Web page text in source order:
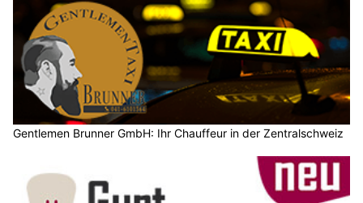
Gentlemen Brunner GmbH: Ihr Chauffeur in der Zentralschweiz